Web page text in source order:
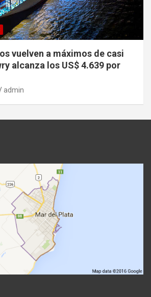
vuelven a máximos de casi
alcanza los US$ 4.639 por
admin